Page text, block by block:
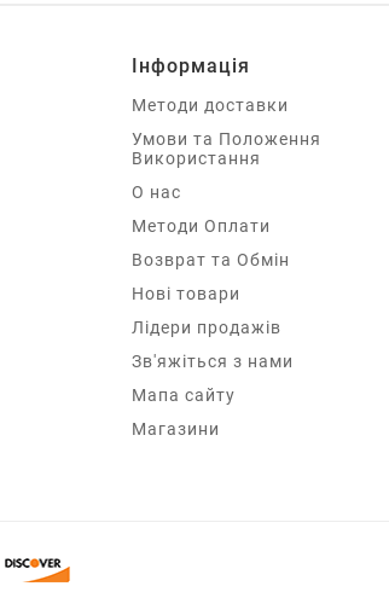
Інформація
Методи доставки
Умови та Положення
Використання
О нас
Методи Оплати
Возврат та Обмін
Нові товари
Лідери продажів
Зв'яжіться з нами
Мапа сайту
Магазини